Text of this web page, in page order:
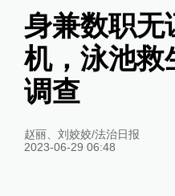
身兼数职无
机，泳池救
调查
赵丽、刘姣姣/法治日报
2023-06-29 06:48